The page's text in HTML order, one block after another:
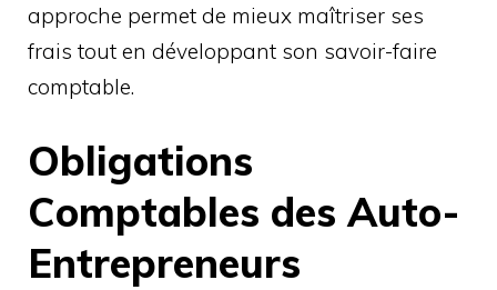
approche permet de mieux maîtriser ses
frais tout en développant son savoir-faire
comptable.
Obligations
Comptables des Auto-
Entrepreneurs